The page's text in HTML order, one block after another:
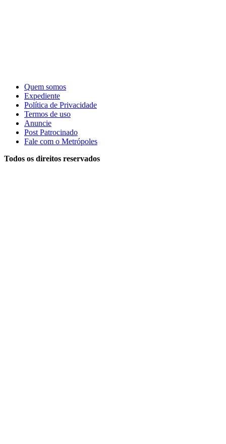
Quem somos
Expediente
Política de Privacidade
Termos de uso
Anuncie
Post Patrocinado
Fale com o Metrópoles
Todos os direitos reservados